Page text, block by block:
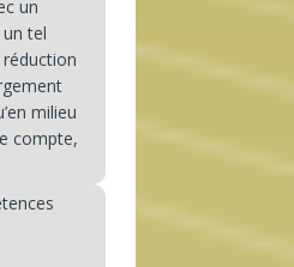
un
tel
milieu
compte,